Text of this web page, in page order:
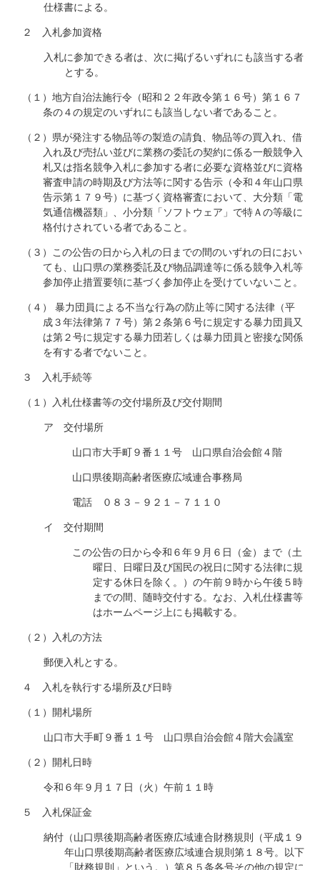
仕様書による。
２ 入札参加資格
入札に参加できる者は、次に掲げるいずれにも該当する者
とする。
（１）地方自治法施行令（昭和２２年政令第１６号）第１６７
条の４の規定のいずれにも該当しない者であること。
（２）県が発注する物品等の製造の請負、物品等の買入れ、借
入れ及び売払い並びに業務の委託の契約に係る一般競争入
札又は指名競争入札に参加する者に必要な資格並びに資格
審査申請の時期及び方法等に関する告示（令和４年山口県
告示第１７９号）に基づく資格審査において、大分類「電
気通信機器類」、小分類「ソフトウェア」で特Ａの等級に
格付けされている者であること。
（３）この公告の日から入札の日までの間のいずれの日におい
ても、山口県の業務委託及び物品調達等に係る競争入札等
参加停止措置要領に基づく参加停止を受けていないこと。
（４） 暴力団員による不当な行為の防止等に関する法律（平
成３年法律第７７号）第２条第６号に規定する暴力団員又
は第２号に規定する暴力団若しくは暴力団員と密接な関係
を有する者でないこと。
３ 入札手続等
（１）入札仕様書等の交付場所及び交付期間
ア 交付場所
山口市大手町９番１１号 山口県自治会館４階
山口県後期高齢者医療広域連合事務局
電話 ０８３－９２１－７１１０
イ 交付期間
この公告の日から令和６年９月６日（金）まで（土
曜日、日曜日及び国民の祝日に関する法律に規
定する休日を除く。）の午前９時から午後５時
までの間、随時交付する。なお、入札仕様書等
はホームページ上にも掲載する。
（２）入札の方法
郵便入札とする。
４ 入札を執行する場所及び日時
（１）開札場所
山口市大手町９番１１号 山口県自治会館４階大会議室
（２）開札日時
令和６年９月１７日（火）午前１１時
５ 入札保証金
納付（山口県後期高齢者医療広域連合財務規則（平成１９
年山口県後期高齢者医療広域連合規則第１８号。以下
「財務規則」という。）第８５条各号その他の規定に